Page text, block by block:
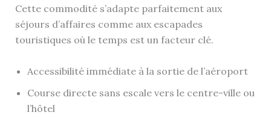
Cette commodité s’adapte parfaitement aux
séjours d’affaires comme aux escapades
touristiques où le temps est un facteur clé.
Accessibilité immédiate à la sortie de l’aéroport
Course directe sans escale vers le centre-ville ou
l’hôtel